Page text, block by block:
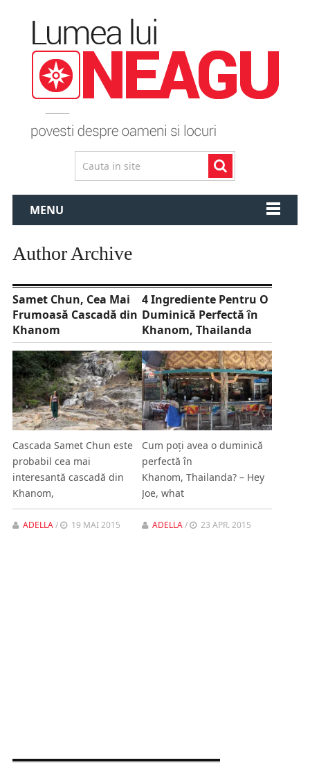
MENU
Author Archive
Samet Chun, Cea Mai
Frumoasă Cascadă din
Khanom
Cascada Samet Chun este
probabil cea mai
interesantă cascadă din
Khanom,
ADELLA/ 19 MAI 2015
4 Ingrediente Pentru O
Duminică Perfectă în
Khanom, Thailanda
Cum poţi avea o duminică
perfectă în
Khanom, Thailanda? – Hey
Joe, what
ADELLA/ 23 APR. 2015